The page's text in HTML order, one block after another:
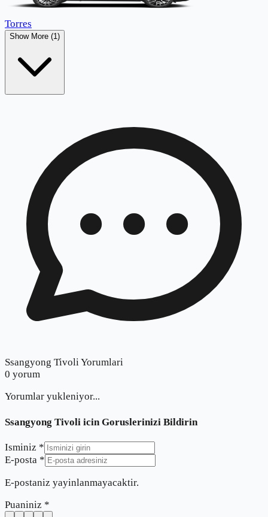
Torres
Show More (1)
Ssangyong Tivoli Yorumlari
0 yorum
Yorumlar yukleniyor...
Ssangyong Tivoli icin Goruslerinizi Bildirin
Isminiz *
E-posta *
E-postaniz yayinlanmayacaktir.
Puaniniz *